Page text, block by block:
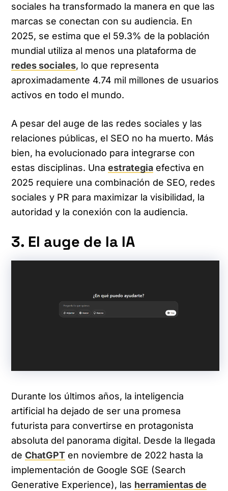
sociales ha transformado la manera en que las
marcas se conectan con su audiencia. En
2025, se estima que el 59.3% de la población
mundial utiliza al menos una plataforma de
redes sociales, lo que representa
aproximadamente 4.74 mil millones de usuarios
activos en todo el mundo. ​
A pesar del auge de las redes sociales y las
relaciones públicas, el SEO no ha muerto. Más
bien, ha evolucionado para integrarse con
estas disciplinas. Una estrategia efectiva en
2025 requiere una combinación de SEO, redes
sociales y PR para maximizar la visibilidad, la
autoridad y la conexión con la audiencia.​
3. El auge de la IA
Durante los últimos años, la inteligencia
artificial ha dejado de ser una promesa
futurista para convertirse en protagonista
absoluta del panorama digital. Desde la llegada
de ChatGPT en noviembre de 2022 hasta la
implementación de Google SGE (Search
Generative Experience), las herramientas de